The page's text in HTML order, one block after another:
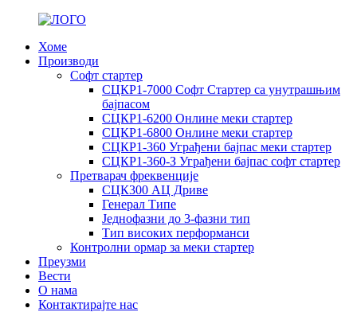
Хоме
Производи
Софт стартер
СЦКР1-7000 Софт Стартер са унутрашњим
бајпасом
СЦКР1-6200 Онлине меки стартер
СЦКР1-6800 Онлине меки стартер
СЦКР1-360 Уграђени бајпас меки стартер
СЦКР1-360-З Уграђени бајпас софт стартер
Претварач фреквенције
СЦК300 АЦ Дриве
Генерал Типе
Једнофазни до 3-фазни тип
Тип високих перформанси
Контролни ормар за меки стартер
Преузми
Вести
О нама
Контактирајте нас